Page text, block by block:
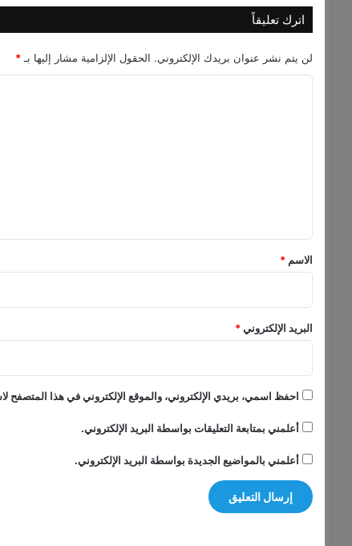
اترك تعليقاً
لن يتم نشر عنوان بريدك الإلكتروني. الحقول الإلزامية مشار إليها بـ*
*
الاسم *
البريد الإلكتروني*
احفظ اسمي، بريدي الإلكتروني، والموقع الإلكتروني في هذا المتصفح
أعلمني بمتابعة التعليقات بواسطة البريد الإلكتروني.
أعلمني بالمواضيع الجديدة بواسطة البريد الإلكتروني.